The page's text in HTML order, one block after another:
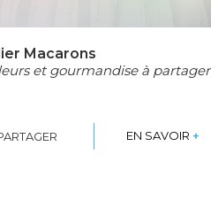
Macarons
et gourmandise à partager
EN SAVOIR +